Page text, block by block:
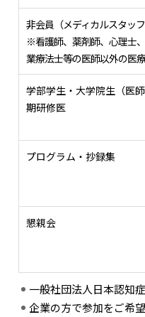
非会員（メディカルスタッフ
※看護師、薬剤師、心理士
業療法士等の医師以外の医
学部学生・大学院生（医
期研修医
プログラム・抄録集
懇親会
一般社団法人日本認知
企業の方で参加をご希